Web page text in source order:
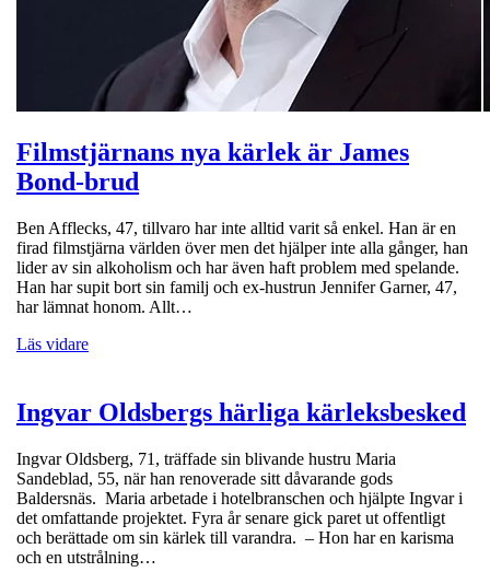
Filmstjärnans nya kärlek är James
Bond-brud
Ben Afflecks, 47, tillvaro har inte alltid varit så enkel. Han är en
firad filmstjärna världen över men det hjälper inte alla gånger, han
lider av sin alkoholism och har även haft problem med spelande.
Han har supit bort sin familj och ex-hustrun Jennifer Garner, 47,
har lämnat honom. Allt…
Läs vidare
Ingvar Oldsbergs härliga kärleksbesked
Ingvar Oldsberg, 71, träffade sin blivande hustru Maria
Sandeblad, 55, när han renoverade sitt dåvarande gods
Baldersnäs. Maria arbetade i hotelbranschen och hjälpte Ingvar i
det omfattande projektet. Fyra år senare gick paret ut offentligt
och berättade om sin kärlek till varandra. – Hon har en karisma
och en utstrålning…